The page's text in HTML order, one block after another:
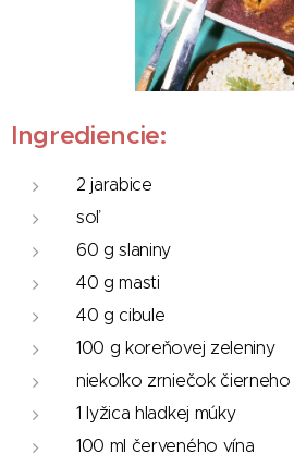
Ingrediencie:
2 jarabice
soľ
60 g slaniny
40 g masti
40 g cibule
100 g koreňovej zeleniny
niekoľko zrniečok čierneho
1 lyžica hladkej múky
100 ml červeného vína